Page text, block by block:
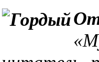
От